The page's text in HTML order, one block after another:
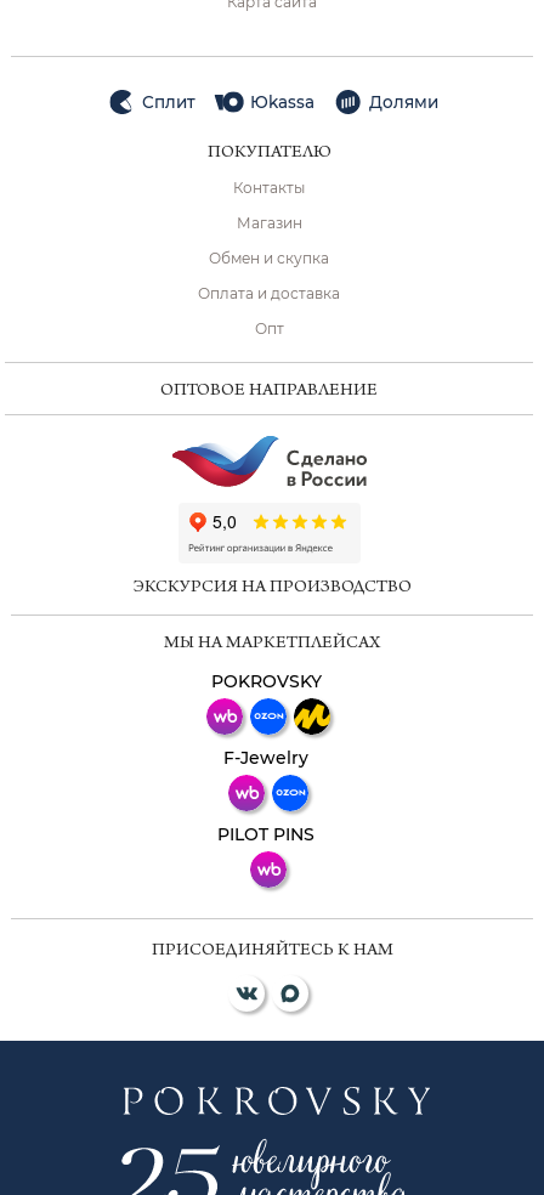
Сплит Юkassa Долями
ПОКУПАТЕЛЮ
Контакты
Магазин
Обмен и скупка
Оплата и доставка
Опт
ОПТОВОЕ НАПРАВЛЕНИЕ
ЭКСКУРСИЯ НА ПРОИЗВОДСТВО
МЫ НА МАРКЕТПЛЕЙСАХ
POKROVSKY
F-Jewelry
PILOT PINS
ПРИСОЕДИНЯЙТЕСЬ К НАМ